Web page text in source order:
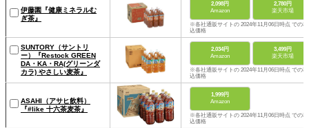
伊藤園『健康ミネラルむ
ぎ茶』
2,098円
Amazon
2,780円
楽天市場
※各社通販サイトの 2024年11月06日時点 での税
込価格
SUNTORY（サントリ
ー）『Restock GREEN
DA・KA・RA(グリーンダ
カラ) やさしい麦茶』
2,034円
Amazon
3,499円
楽天市場
※各社通販サイトの 2024年11月06日時点 での税
込価格
ASAHI（アサヒ飲料）
『#like 十六茶麦茶』
1,999円
Amazon
※各社通販サイトの 2024年11月06日時点 での税
込価格